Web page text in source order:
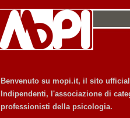
Benvenuto su mopi.it, il sito
Indipendenti, l'associazione di
professionisti della psicologia.